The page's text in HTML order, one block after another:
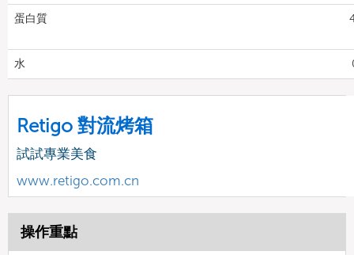
蛋白質
水
Retigo 對流烤箱
試試專業美食
www.retigo.com.cn
操作重點